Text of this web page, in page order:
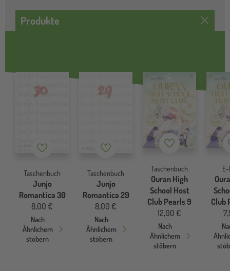
Produkte
Merkzettel
Taschenbuch
Junjo
Romantica 30
8,00 €
Nach
Ähnlichem
stöbern
Merkzettel
Taschenbuch
Junjo
Romantica 29
8,00 €
Nach
Ähnlichem
stöbern
Merkzettel
Taschenbuch
Ouran High
School Host
Club Pearls 9
12,00 €
Nach
Ähnlichem
stöbern
Club